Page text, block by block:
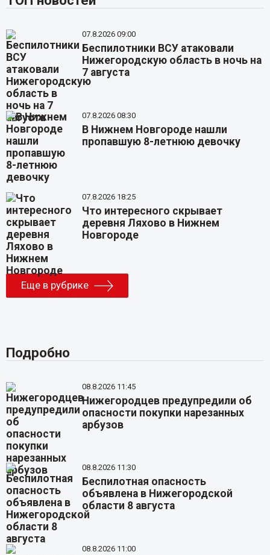
07.8.2026 09:00
Беспилотники ВСУ атаковали
Нижегородскую область в ночь на
7 августа
07.8.2026 08:30
В Нижнем Новгороде нашли
пропавшую 8-летнюю девочку
07.8.2026 18:25
Что интересного скрывает
деревня Ляхово в Нижнем
Новгороде
Еще в рубрике
Подробно
08.8.2026 11:45
Нижегородцев предупредили об
опасности покупки нарезанных
арбузов
08.8.2026 11:30
Беспилотная опасность
объявлена в Нижегородской
области 8 августа
08.8.2026 11:00